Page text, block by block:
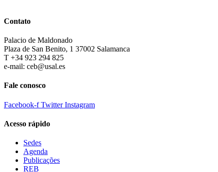
Contato
Palacio de Maldonado
Plaza de San Benito, 1 37002 Salamanca
T +34 923 294 825
e-mail: ceb@usal.es
Fale conosco
Facebook-f Twitter Instagram
Acesso rápido
Sedes
Agenda
Publicações
REB